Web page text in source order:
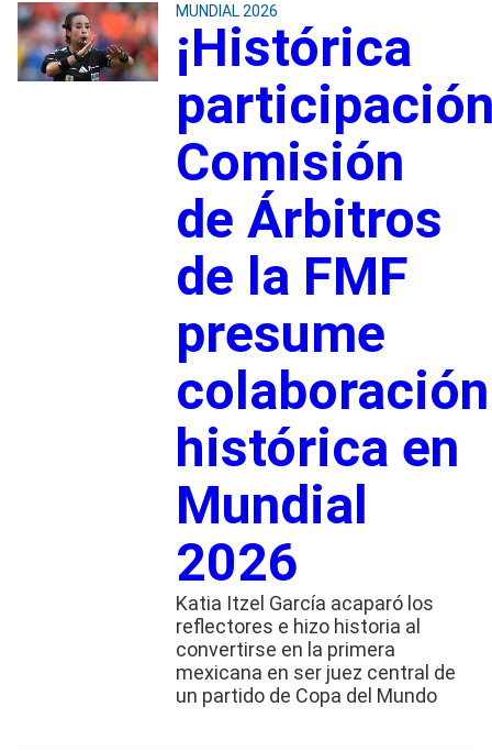
MUNDIAL 2026
¡Histórica
Comisión
de Árbitros
de la FMF
presume
colaboración
histórica en
Mundial
2026
Katia Itzel García acaparó los
reflectores e hizo historia al
convertirse en la primera
mexicana en ser juez central de
un partido de Copa del Mundo